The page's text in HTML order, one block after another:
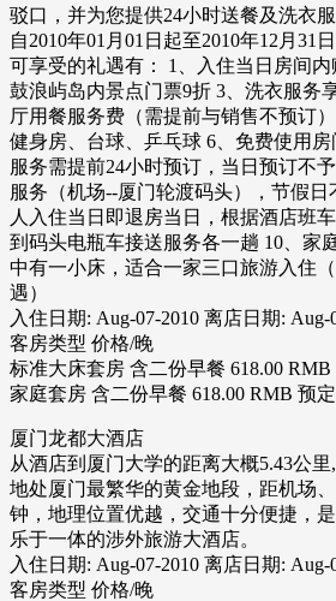
驳口，并为您提供24小时送餐及洗衣服
自2010年01月01日起至2010年12月31
可享受的礼遇有： 1、入住当日房间内
鼓浪屿岛内景点门票9折 3、洗衣服务
厅用餐服务费（需提前与销售不预订
健身房、台球、乒乓球 6、免费使用
服务需提前24小时预订，当日预订不
服务（机场--厦门轮渡码头），节假日
人入住当日即退房当日，根据酒店班
到码头电瓶车接送服务各一趟 10、家
中有一小床，适合一家三口旅游入住
遇）
入住日期: Aug-07-2010 离店日期: Aug-
客房类型 价格/晚
标准大床套房 含二份早餐 618.00 RMB
家庭套房 含二份早餐 618.00 RMB 预定
厦门龙都大酒店
从酒店到厦门大学的距离大概5.43公
地处厦门最繁华的黄金地段，距机场
钟，地理位置优越，交通十分便捷，
乐于一体的涉外旅游大酒店。
入住日期: Aug-07-2010 离店日期: Aug-
客房类型 价格/晚